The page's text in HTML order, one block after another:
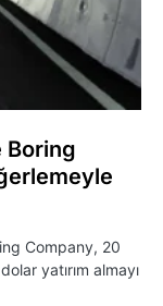
Boring
Company, 20
yatırım almayı